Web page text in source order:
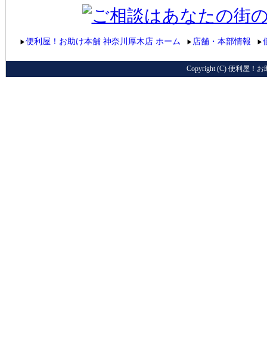
▶便利屋！お助け本舗 神奈川厚木店 ホーム ▶ 店舗・本部情報 ▶
Copyright (C) 便利屋！お